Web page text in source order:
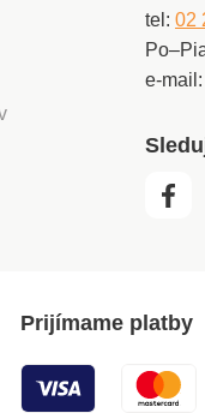
tel: 02
e-mail:
Prijímame platby